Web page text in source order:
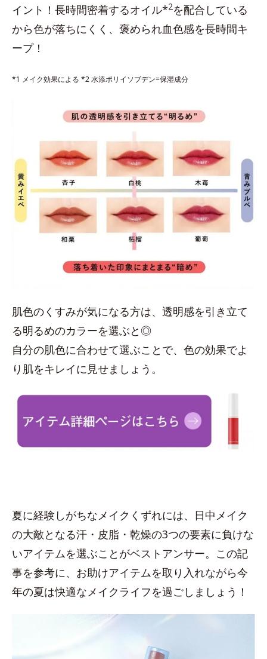
イント！長時間密着するオイル*2を配合している
から色が落ちにくく、褒められ血色感を長時間キ
ープ！
*1 メイク効果による *2 水添ポリイソブデン=保湿成分
肌色のくすみが気になる方は、透明感を引き立て
る明るめのカラーを選ぶと◎
自分の肌色に合わせて選ぶことで、色の効果でよ
り肌をキレイに見せましょう。
夏に経験しがちなメイクくずれには、日中メイク
の大敵となる汗・皮脂・乾燥の3つの要素に負けな
いアイテムを選ぶことがベストアンサー。この記
事を参考に、お助けアイテムを取り入れながら今
年の夏は快適なメイクライフを過ごしましょう！